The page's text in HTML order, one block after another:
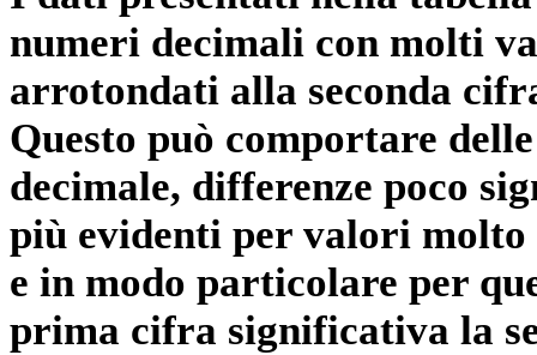
numeri decimali con molti
arrotondati alla seconda
Questo può comportare
decimale, differenze poco
più evidenti per valori
e in modo particolare per
prima cifra significativa la